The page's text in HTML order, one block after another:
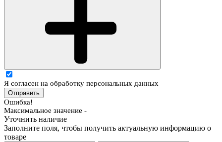
Я согласен на обработку персональных данных
Отправить
Ошибка!
Максимальное значение -
Уточнить наличие
Заполните поля, чтобы получить актуальную информацию о
товаре